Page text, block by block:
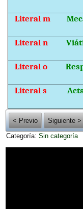
Literal m
Literal n
Literal o
Literal s
< Previo
Siguiente >
Categoría:Sin categoría